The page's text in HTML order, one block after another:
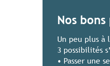
Nos bons
Un peu plus à
3 possibilités
• Passer une